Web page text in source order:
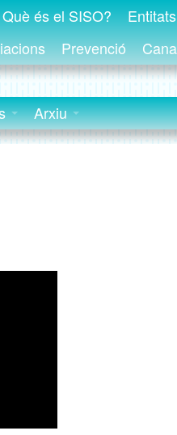
Què és el SISO?
Prevenció
Arxiu